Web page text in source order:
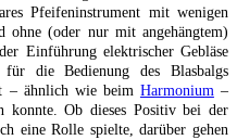
Pfeifeninstrument mit wenigen
ohne (oder nur mit angehängtem)
Einführung elektrischer Gebläse
für die Bedienung des Blasbalgs
– ähnlich wie beim Harmonium–
konnte. Ob dieses Positiv bei der
eine Rolle spielte, darüber gehen